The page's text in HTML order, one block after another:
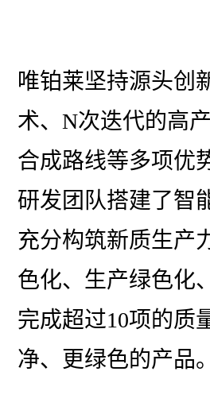
唯铂莱坚持源头创
术、N次迭代的高
合成路线等多项优
研发团队搭建了智
充分构筑新质生产
色化、生产绿色化
完成超过10项的质
净、更绿色的产品。